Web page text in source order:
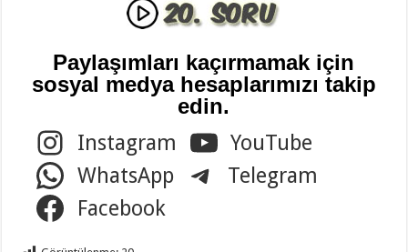
Paylaşımları kaçırmamak için
sosyal medya hesaplarımızı takip
edin.
Instagram
YouTube
WhatsApp
Telegram
Facebook